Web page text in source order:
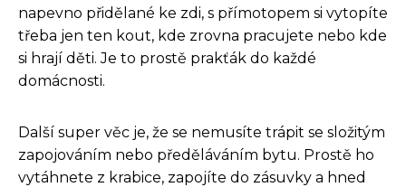
napevno přidělané ke zdi, s přímotopem si vytopíte
třeba jen ten kout, kde zrovna pracujete nebo kde
si hrají děti. Je to prostě prakťák do každé
domácnosti.
Další super věc je, že se nemusíte trápit se složitým
zapojováním nebo předěláváním bytu. Prostě ho
vytáhnete z krabice, zapojíte do zásuvky a hned